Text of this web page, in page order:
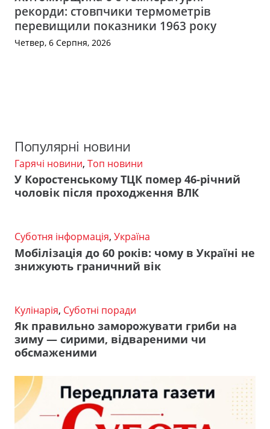
рекорди: стовпчики термометрів
перевищили показники 1963 року
Четвер, 6 Серпня, 2026
Популярні новини
Гарячі новини, Топ новини
У Коростенському ТЦК помер 46-річний
чоловік після проходження ВЛК
Суботня інформація, Україна
Мобілізація до 60 років: чому в Україні не
знижують граничний вік
Кулінарія, Суботні поради
Як правильно заморожувати гриби на
зиму — сирими, відвареними чи
обсмаженими